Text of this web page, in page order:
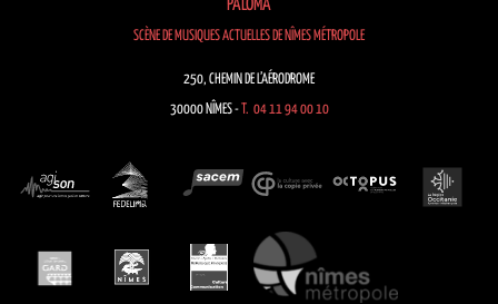
PALOMA
SCÈNE DE MUSIQUES ACTUELLES DE NÎMES MÉTROPOLE
250, CHEMIN DE L’AÉRODROME
30000 NÎMES - T. 04 11 94 00 10